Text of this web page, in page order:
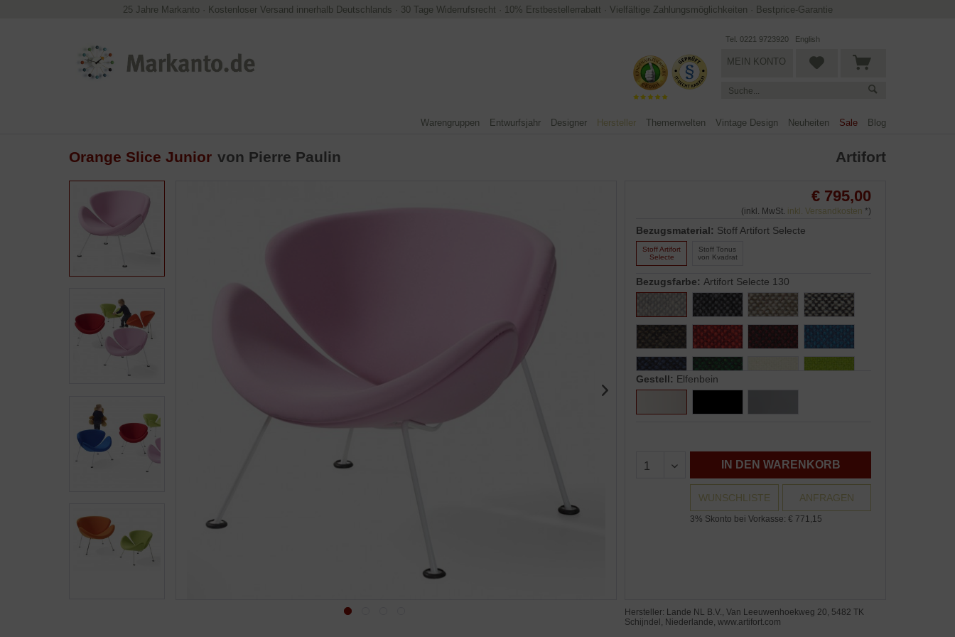
25 Jahre Markanto · Kostenloser Versand innerhalb Deutschlands · 30 Tage Widerrufsrecht · 10% Erstbestellerrabatt · Vielfältige Zahlungsmöglichkeiten · Bestprice-Garantie
Tel. 0221 9723920 English
MEIN KONTO
Warengruppen Entwurfsjahr Designer Hersteller Themenwelten Vintage Design Neuheiten Sale Blog
Orange Slice Junior von Pierre Paulin Artifort
€ 795,00
(inkl. MwSt. inkl. Versandkosten *)
Bezugsmaterial: Stoff Artifort Selecte
Stoff Artifort
Selecte
Stoff Tonus
von Kvadrat
Bezugsfarbe: Artifort Selecte 130
Gestell: Elfenbein
IN DEN WARENKORB
WUNSCHLISTE ANFRAGEN
3% Skonto bei Vorkasse: € 771,15
Hersteller: Lande NL B.V., Van Leeuwenhoekweg 20, 5482 TK
Schijndel, Niederlande, www.artifort.com